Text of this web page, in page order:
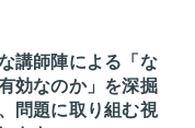
講師陣による「な
効なのか」を深掘
問題に取り組む視